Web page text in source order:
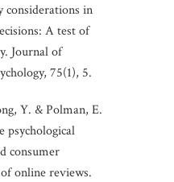
considerations in
A test of
Journal of
75(1), 5.
Y. & Polman, E.
psychological
consumer
online reviews.